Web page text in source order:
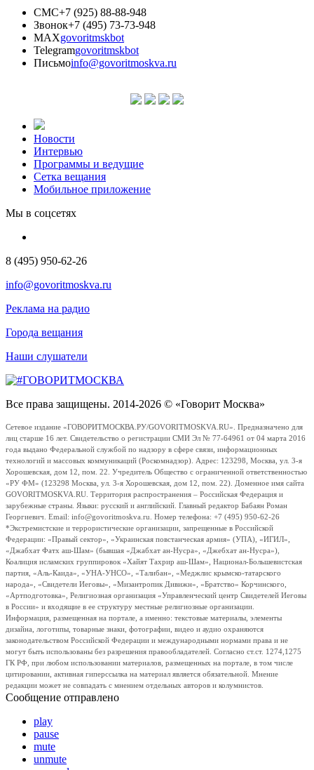
СМС+7 (925) 88-88-948
Звонок+7 (495) 73-73-948
MAXgovoritmskbot
Telegramgovoritmskbot
Письмоinfo@govoritmoskva.ru
Новости
Интервью
Программы и ведущие
Сетка вещания
Мобильное приложение
Мы в соцсетях
8 (495) 950-62-26
info@govoritmoskva.ru
Реклама на радио
Города вещания
Наши слушатели
Все права защищены. 2014-2026 © «Говорит Москва»
Сетевое издание «ГОВОРИТМОСКВА.РУ/GOVORITMOSKVA.RU». Предназначено для
лиц старше 16 лет. Свидетельство о регистрации СМИ Эл № 77-64961 от 04 марта 2016
года выдано Федеральной службой по надзору в сфере связи, информационных
технологий и массовых коммуникаций (Роскомнадзор). Адрес: 123298, Москва, ул. 3-я
Хорошевская, дом 12, пом. 22. Учредитель Общество с ограниченной ответственностью
«РУ ФМ» (123298 Москва, ул. 3-я Хорошевская, дом 12, пом. 22). Доменное имя сайта
GOVORITMOSKVA.RU. Территория распространения – Российская Федерация и
зарубежные страны. Языки: русский и английский. Главный редактор Бабаян Роман
Георгиевич. Email: info@govoritmoskva.ru. Номер телефона: +7 (495) 950-62-26
*Экстремистские и террористические организации, запрещенные в Российской
Федерации: «Правый сектор», «Украинская повстанческая армия» (УПА), «ИГИЛ»,
«Джабхат Фатх аш-Шам» (бывшая «Джабхат ан-Нусра», «Джебхат ан-Нусра»),
Коалиция исламских группировок «Хайят Тахрир аш-Шам», Национал-Большевистская
партия, «Аль-Каида», «УНА-УНСО», «Талибан», «Меджлис крымско-татарского
народа», «Свидетели Иеговы», «Мизантропик Дивижн», «Братство» Корчинского,
«Артподготовка», Религиозная организация «Управленческий центр Свидетелей Иеговы
в России» и входящие в ее структуру местные религиозные организации.
Информация, размещенная на портале, а именно: текстовые материалы, элементы
дизайна, логотипы, товарные знаки, фотографии, видео и аудио охраняются
законодательством Российской Федерации и международными нормами права и не
могут быть использованы без разрешения правообладателей. Согласно ст.ст. 1274,1275
ГК РФ, при любом использовании материалов, размещенных на портале, в том числе
цитировании, активная гиперссылка на материал является обязательной. Мнение
редакции может не совпадать с мнением отдельных авторов и колумнистов.
Сообщение отправлено
play
pause
mute
unmute